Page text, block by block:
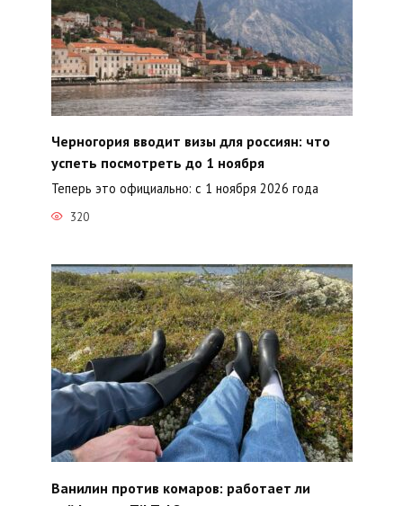
Черногория вводит визы для россиян: что
успеть посмотреть до 1 ноября
Теперь это официально: с 1 ноября 2026 года
320
Ванилин против комаров: работает ли